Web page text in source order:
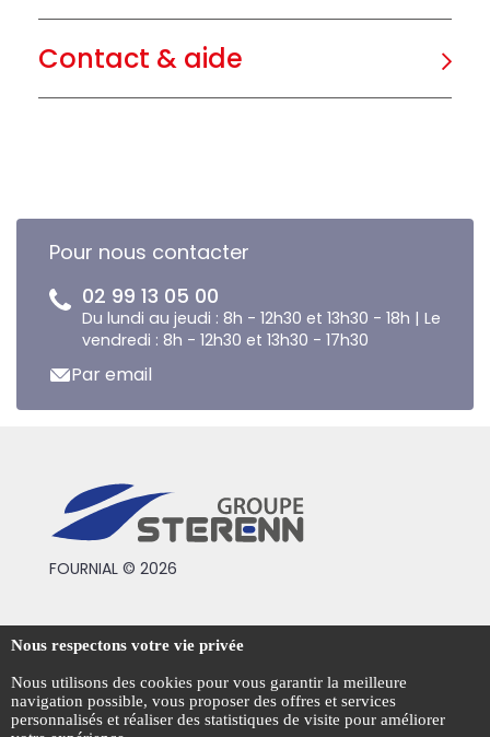
Contact & aide
Pour nous contacter
02 99 13 05 00
Du lundi au jeudi : 8h - 12h30 et 13h30 - 18h | Le
vendredi : 8h - 12h30 et 13h30 - 17h30
Par email
FOURNIAL © 2026
Conditions générales de vente
Mentions légales
Politique de confidentialité
Nous respectons votre vie privée
Nous utilisons des cookies pour vous garantir la meilleure
navigation possible, vous proposer des offres et services
personnalisés et réaliser des statistiques de visite pour améliorer